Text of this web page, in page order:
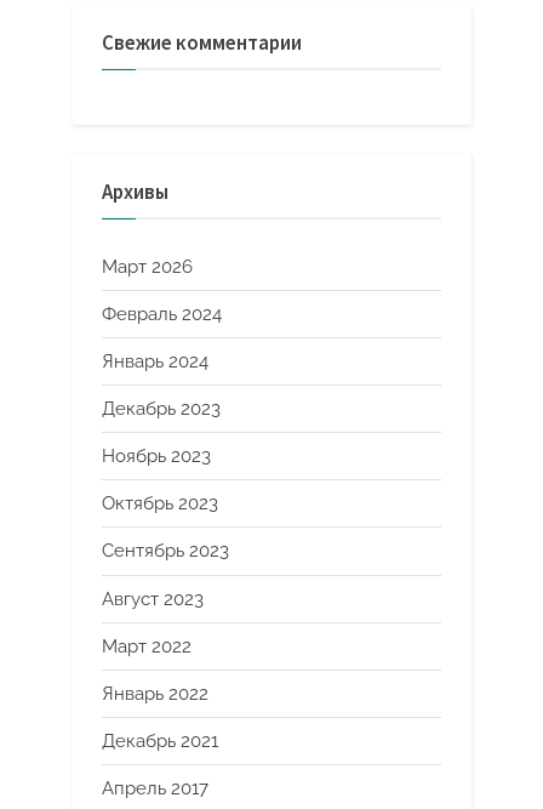
Свежие комментарии
Архивы
Март 2026
Февраль 2024
Январь 2024
Декабрь 2023
Ноябрь 2023
Октябрь 2023
Сентябрь 2023
Август 2023
Март 2022
Январь 2022
Декабрь 2021
Апрель 2017